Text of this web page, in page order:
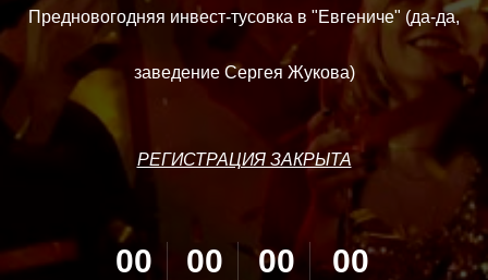
Предновогодняя инвест-тусовка в "Евгениче" (да-да,
заведение Сергея Жукова)
РЕГИСТРАЦИЯ ЗАКРЫТА
00 00 00 00